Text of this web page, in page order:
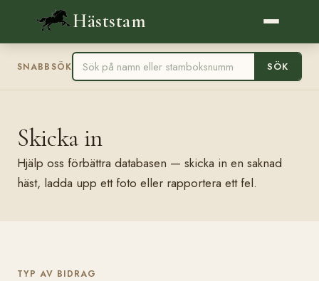
Häststam
SNABBSÖK SÖK
Skicka in
Hjälp oss förbättra databasen — skicka in en saknad
häst, ladda upp ett foto eller rapportera ett fel.
TYP AV BIDRAG